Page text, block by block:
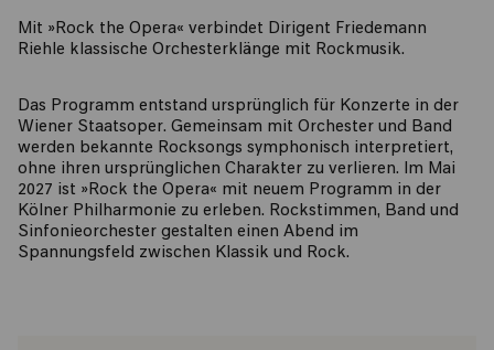
Mit »Rock the Opera« verbindet Dirigent Friedemann
Riehle klassische Orchesterklänge mit Rockmusik.
Das Programm entstand ursprünglich für Konzerte in der
Wiener Staatsoper. Gemeinsam mit Orchester und Band
werden bekannte Rocksongs symphonisch interpretiert,
ohne ihren ursprünglichen Charakter zu verlieren. Im Mai
2027 ist »Rock the Opera« mit neuem Programm in der
Kölner Philharmonie zu erleben. Rockstimmen, Band und
Sinfonieorchester gestalten einen Abend im
Spannungsfeld zwischen Klassik und Rock.